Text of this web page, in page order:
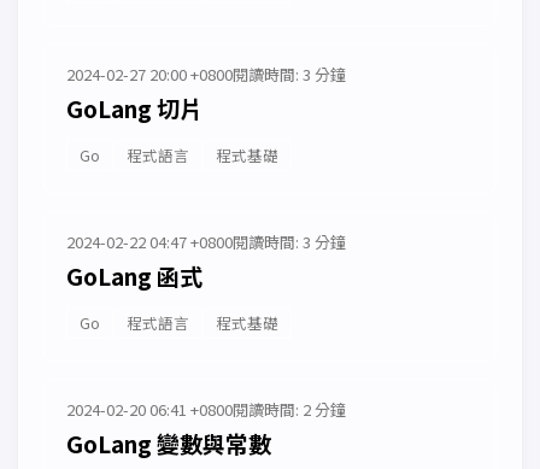
2024-02-27 20:00 +0800閱讀時間: 3 分鐘
GoLang 切片
Go 程式語言 程式基礎
2024-02-22 04:47 +0800閱讀時間: 3 分鐘
GoLang 函式
Go 程式語言 程式基礎
2024-02-20 06:41 +0800閱讀時間: 2 分鐘
GoLang 變數與常數